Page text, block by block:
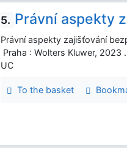
5. Právní aspekty
Právní aspekty zajišťování
Praha : Wolters Kluwer,
UC
To the basket